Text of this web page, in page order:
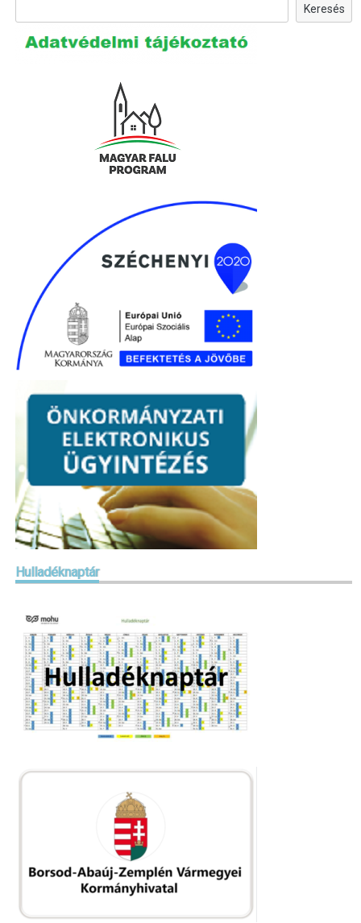
Keresés
Hulladéknaptár